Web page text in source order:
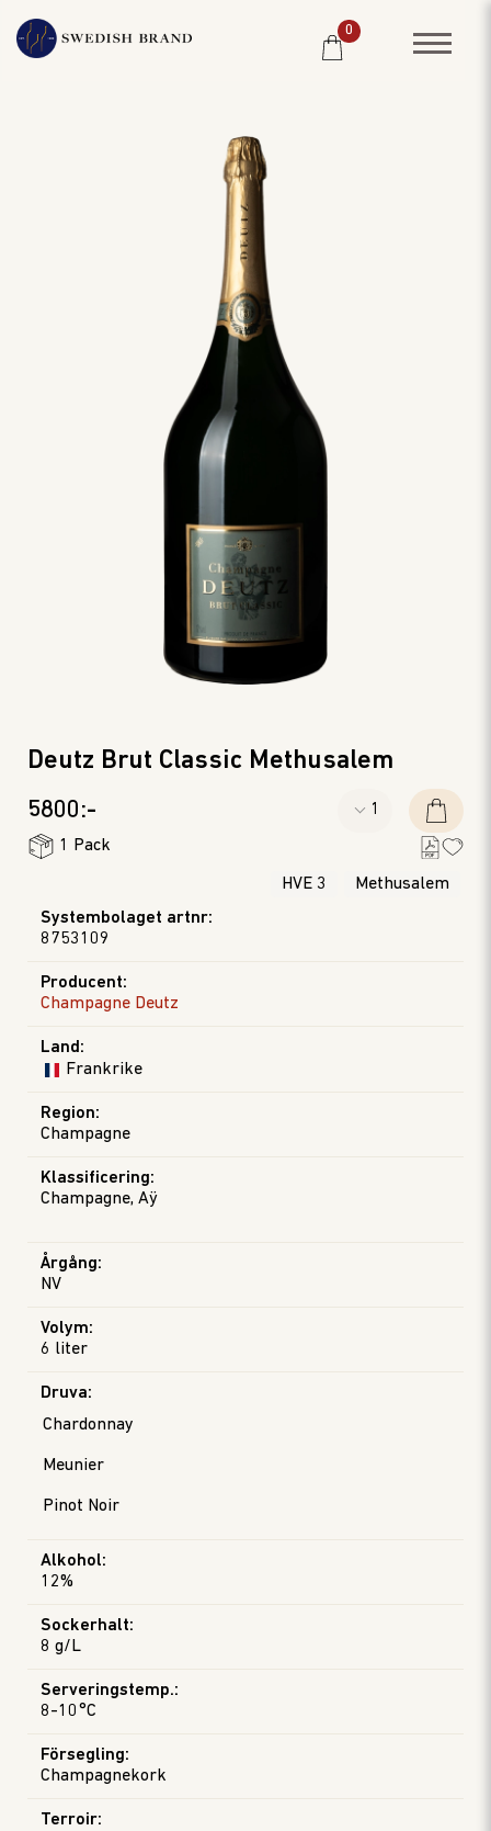
0
Deutz Brut Classic Methusalem
5800:-
1 Pack
HVE 3 Methusalem
Producent:
Champagne Deutz
Land :
Frankrike
Region:
Champagne
Klassificering:
Champagne, Aÿ
Årgång:
NV
Volym:
6 liter
Druva:
Chardonnay
Meunier
Pinot Noir
Alkohol:
12%
Sockerhalt:
8 g/L
Systembolaget artnr:
8753109
Serveringstemp.:
8-10°C
Försegling:
Champagnekork
Terroir: